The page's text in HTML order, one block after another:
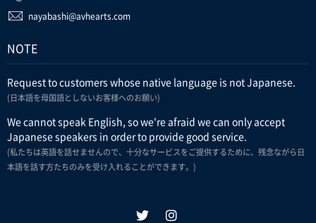
nayabashi@avhearts.com
NOTE
Request to customers whose native language is not Japanese.
(日本語を母国語としないお客様へのお願い)
We cannot speak English, so we're afraid we can only accept
Japanese speakers in order to provide good service.
(私たちは英語を話せませんので、十分なサービスをご提供するために、残念ながら日
本語を話す方たちのみを受け入れることができます。)